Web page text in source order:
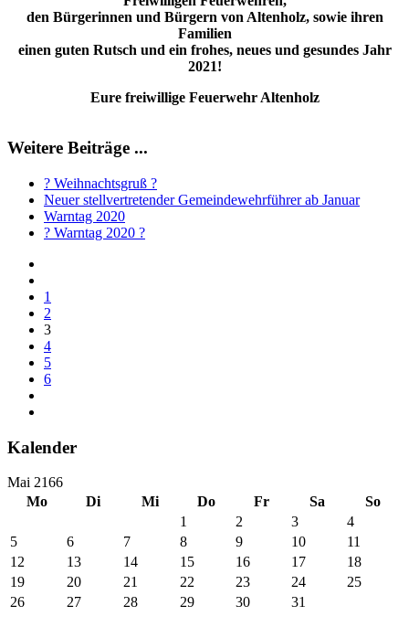
den Bürgerinnen und Bürgern von Altenholz, sowie ihren
Familien
einen guten Rutsch und ein frohes, neues und gesundes Jahr
2021!
Eure freiwillige Feuerwehr Altenholz
Weitere Beiträge ...
? Weihnachtsgruß ?
Neuer stellvertretender Gemeindewehrführer ab Januar
Warntag 2020
? Warntag 2020 ?
1
2
3
4
5
6
Kalender
Mai 2166
Mo
Di Mi Do Fr Sa
So
1
2 3
4
5
6 7 8 9 10
11
12
13 14 15 16 17
18
19
20 21 22 23 24
25
26
27 28 29 30 31